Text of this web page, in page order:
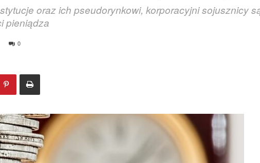
oraz ich pseudorynkowi, korporacyjni sojusznicy
pieniądza
0